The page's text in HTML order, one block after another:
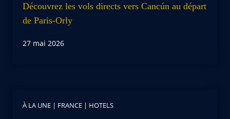
Découvrez les vols directs vers Cancún au départ
de Paris-Orly
27 mai 2026
À LA UNE | FRANCE | HOTELS